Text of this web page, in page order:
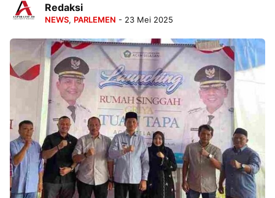
Redaksi
NEWS, PARLEMEN - 23 Mei 2025